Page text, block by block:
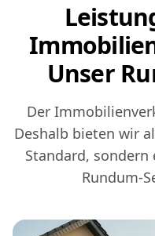
Unser
Der
Deshalb bieten wir
Standard,
Rundum-